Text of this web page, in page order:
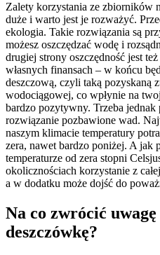
Zalety korzystania ze zbiorników
duże i warto jest je rozważyć.
ekologia. Takie rozwiązania są
możesz oszczędzać wodę i
drugiej strony oszczędność jest
własnych finansach – w końcu
deszczową, czyli taką pozyskaną
wodociągowej, co wpłynie na
bardzo pozytywny. Trzeba jednak
rozwiązanie pozbawione wad.
naszym klimacie temperatury
zera, nawet bardzo poniżej. A jak
temperaturze od zera stopni
okolicznościach korzystanie z
a w dodatku może dojść do
Na co zwrócić
deszczówkę?